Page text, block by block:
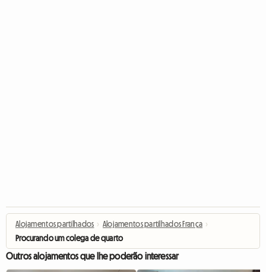
Alojamentos partilhados › Alojamentos partilhados França ›
Procurando um colega de quarto
Outros alojamentos que lhe poderão interessar